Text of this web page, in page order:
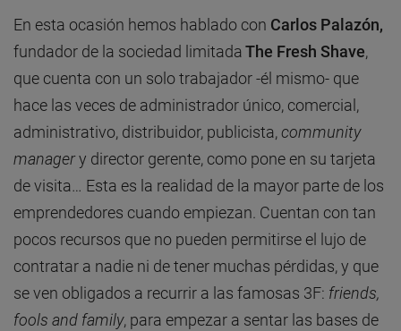
En esta ocasión hemos hablado con Carlos Palazón,
fundador de la sociedad limitadaThe Fresh Shave,
que cuenta con un solo trabajador -él mismo- que
hace las veces de administrador único, comercial,
administrativo, distribuidor, publicista,community
managery director gerente, como pone en su tarjeta
de visita… Esta es la realidad de la mayor parte de los
emprendedores cuando empiezan. Cuentan con tan
pocos recursos que no pueden permitirse el lujo de
contratar a nadie ni de tener muchas pérdidas, y que
se ven obligados a recurrir a las famosas 3F: friends,
fools and family, para empezar a sentar las bases de